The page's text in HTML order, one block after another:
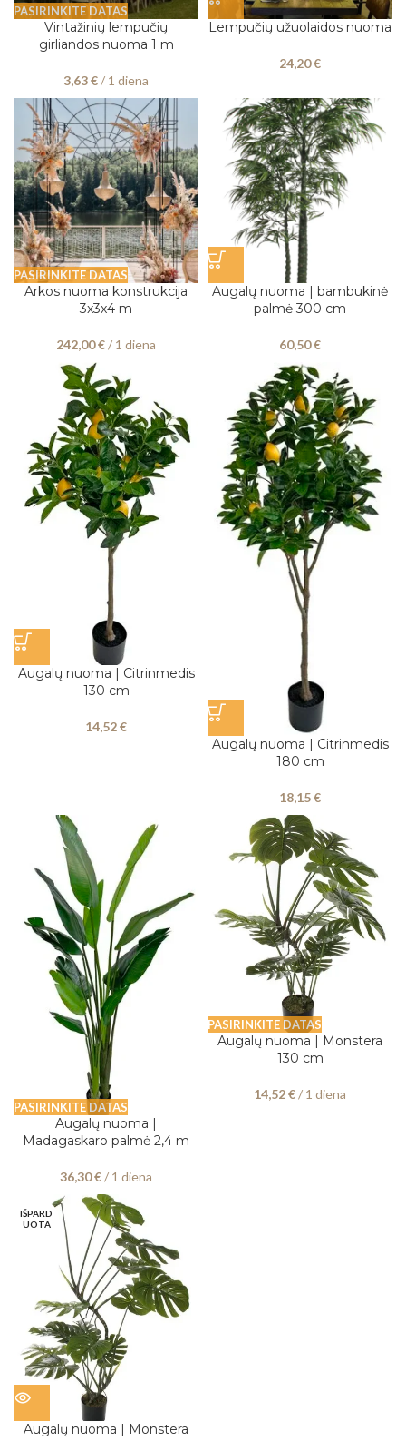
PASIRINKITE DATAS
Vintažinių lempučių
girliandos nuoma 1 m
3,63€/ 1 diena
Lempučių užuolaidos nuoma
24,20€
PASIRINKITE DATAS
Arkos nuoma konstrukcija
3x3x4 m
242,00€/ 1 diena
Augalų nuoma | bambukinė
palmė 300 cm
60,50€
Augalų nuoma | Citrinmedis
130 cm
14,52€
Augalų nuoma | Citrinmedis
180 cm
18,15€
PASIRINKITE DATAS
Augalų nuoma |
Madagaskaro palmė 2,4 m
36,30€/ 1 diena
PASIRINKITE DATAS
Augalų nuoma | Monstera
130 cm
14,52€/ 1 diena
IŠPARD
UOTA
Augalų nuoma | Monstera